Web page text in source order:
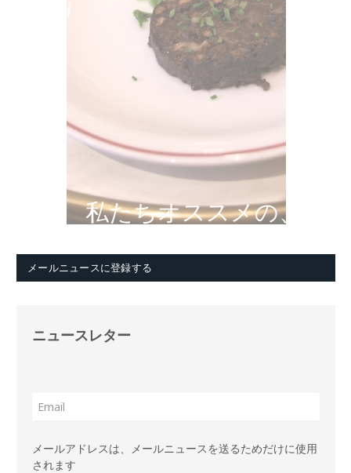
私たちオススメの、
メールニュースに登録する
ニュースレター
メールアドレスは、メールニュースを送るためだけに使用
されます